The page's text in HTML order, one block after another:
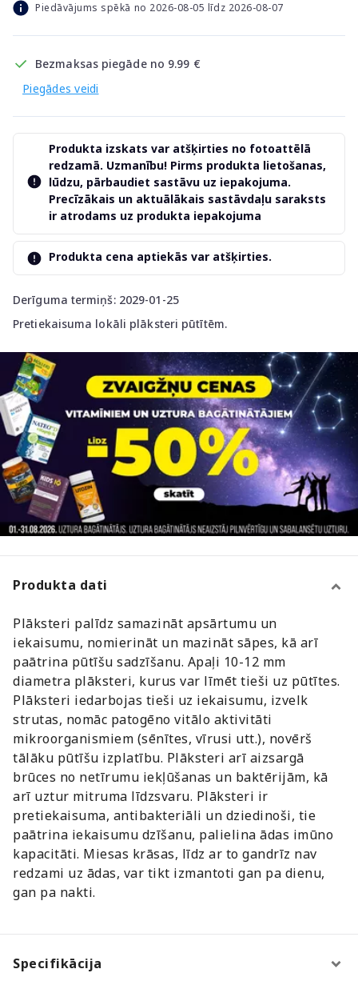
Piedāvājums spēkā no 2026-08-05 līdz 2026-08-07
Bezmaksas piegāde no 9.99 €
Piegādes veidi
Derīguma termiņš: 2029-01-25
Pretiekaisuma lokāli plāksteri pūtītēm.
Produkta izskats var atšķirties no fotoattēlā
redzamā. Uzmanību! Pirms produkta lietošanas,
lūdzu, pārbaudiet sastāvu uz iepakojuma.
Precīzākais un aktuālākais sastāvdaļu saraksts
ir atrodams uz produkta iepakojuma
Produkta cena aptiekās var atšķirties.
Produkta dati
Plāksteri palīdz samazināt apsārtumu un
iekaisumu, nomierināt un mazināt sāpes, kā arī
paātrina pūtīšu sadzīšanu. Apaļi 10-12 mm
diametra plāksteri, kurus var līmēt tieši uz pūtītes.
Plāksteri iedarbojas tieši uz iekaisumu, izvelk
strutas, nomāc patogēno vitālo aktivitāti
mikroorganismiem (sēnītes, vīrusi utt.), novērš
tālāku pūtīšu izplatību. Plāksteri arī aizsargā
brūces no netīrumu iekļūšanas un baktērijām, kā
arī uztur mitruma līdzsvaru. Plāksteri ir
pretiekaisuma, antibakteriāli un dziedinoši, tie
paātrina iekaisumu dzīšanu, palielina ādas imūno
kapacitāti. Miesas krāsas, līdz ar to gandrīz nav
redzami uz ādas, var tikt izmantoti gan pa dienu,
gan pa nakti.
Specifikācija